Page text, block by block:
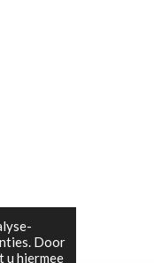
Door
u hiermee